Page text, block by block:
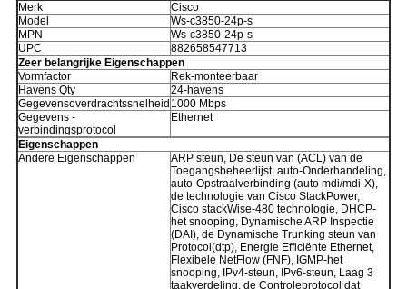
Merk
Cisco
Model
Ws-c3850-24p-s
MPN
Ws-c3850-24p-s
UPC
882658547713
Zeer belangrijke Eigenschappen
Vormfactor
Rek-monteerbaar
Havens Qty
24-havens
Gegevensoverdrachtssnelheid 1000 Mbps
Gegevens -
verbindingsprotocol
Ethernet
Eigenschappen
Andere Eigenschappen
ARP steun, De steun van (ACL) van de
Toegangsbeheerlijst, auto-Onderhandeling,
auto-Opstraalverbinding (auto mdi/mdi-X),
de technologie van Cisco StackPower,
Cisco stackWise-480 technologie, DHCP-
het snooping, Dynamische ARP Inspectie
(DAI), de Dynamische Trunking steun van
Protocol(dtp), Energie Efficiënte Ethernet,
Flexibele NetFlow (FNF), IGMP-het
snooping, IPv4-steun, IPv6-steun, Laag 3
taakverdeling, de Controleprotocol dat